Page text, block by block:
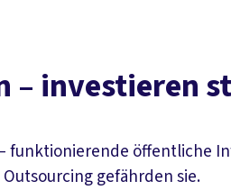
– investieren
funktionierende öffentliche
gefährden sie.